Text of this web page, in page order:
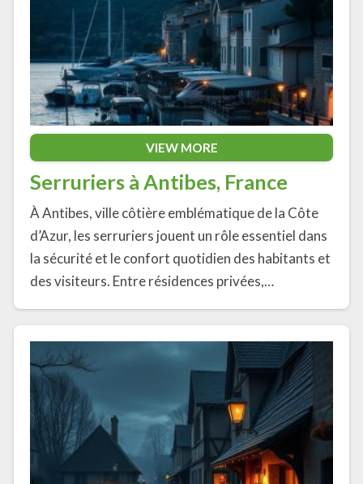
VIEW MORE
Serruriers à Antibes, France
À Antibes, ville côtière emblématique de la Côte
d’Azur, les serruriers jouent un rôle essentiel dans
la sécurité et le confort quotidien des habitants et
des visiteurs. Entre résidences privées,…